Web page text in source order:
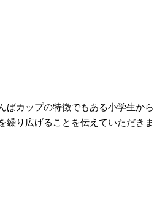
ばカップの特徴でもある小学生から
繰り広げることを伝えていただきま